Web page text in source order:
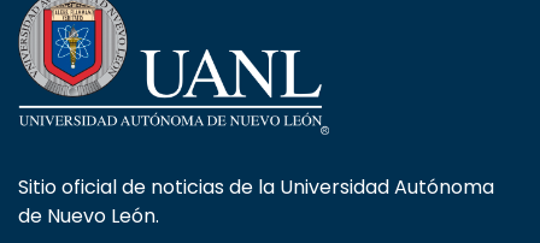
Sitio oficial de noticias de la Universidad Autónoma
de Nuevo León.